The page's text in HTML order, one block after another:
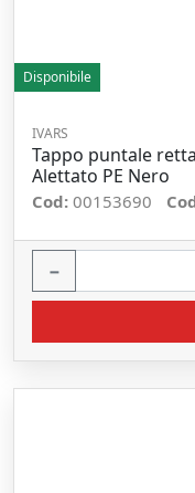
Disponibile
IVARS
Tappo puntale
Alettato PE Nero
Cod: 00153690
−